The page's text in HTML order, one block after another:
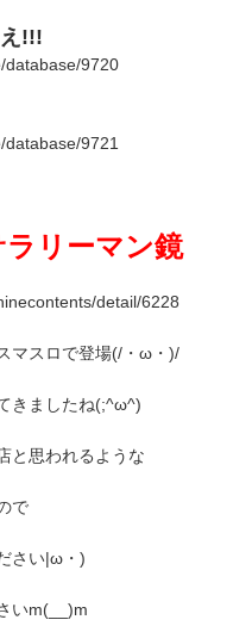
!!!
database/9720
9721
ラリーマン鏡
detail/6228
マスロで登場(/・ω・)/
きましたね(;^ω^)
と思われるような
で
さい|ω・)
いm(__)m